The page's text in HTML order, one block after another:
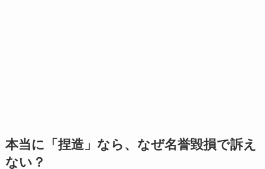
本当に「捏造」なら、なぜ名誉毀損で訴え
ない？